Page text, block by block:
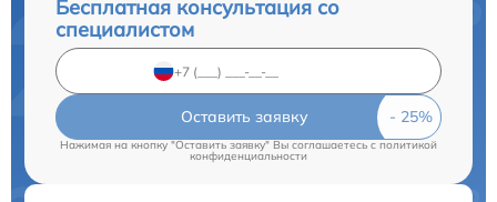
Бесплатная консультация со
специалистом
Оставить заявку
Нажимая на кнопку "Оставить заявку" Вы соглашаетесь c политикой
конфиденциальности